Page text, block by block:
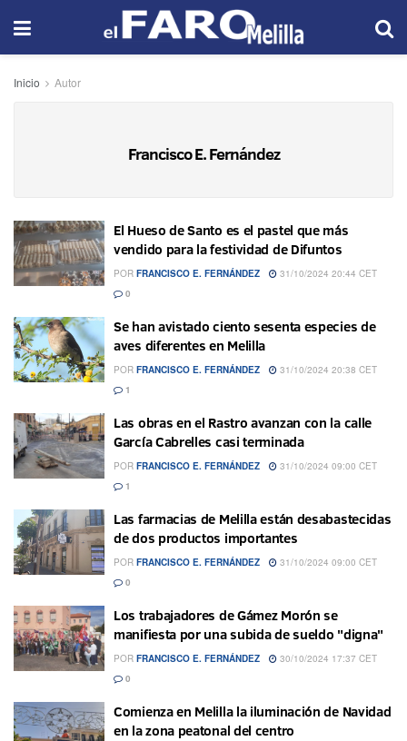
Inicio Autor
Francisco E. Fernández
El Hueso de Santo es el pastel que más
vendido para la festividad de Difuntos
POR FRANCISCO E. FERNÁNDEZ
31/10/2024 20:44 CET
0
Se han avistado ciento sesenta especies de
aves diferentes en Melilla
POR FRANCISCO E. FERNÁNDEZ
31/10/2024 20:38 CET
1
Las obras en el Rastro avanzan con la calle
García Cabrelles casi terminada
POR FRANCISCO E. FERNÁNDEZ
31/10/2024 09:00 CET
1
Las farmacias de Melilla están desabastecidas
de dos productos importantes
POR FRANCISCO E. FERNÁNDEZ
31/10/2024 09:00 CET
0
Los trabajadores de Gámez Morón se
manifiesta por una subida de sueldo "digna"
POR FRANCISCO E. FERNÁNDEZ
30/10/2024 17:37 CET
0
Comienza en Melilla la iluminación de Navidad
en la zona peatonal del centro